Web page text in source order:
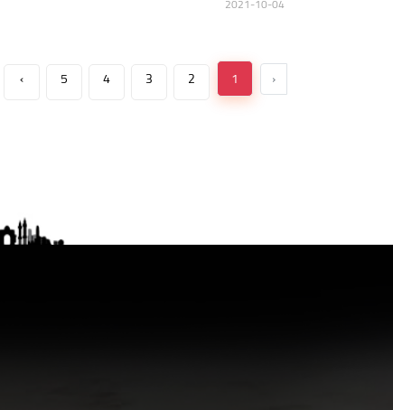
‹
1
2
3
4
5
›